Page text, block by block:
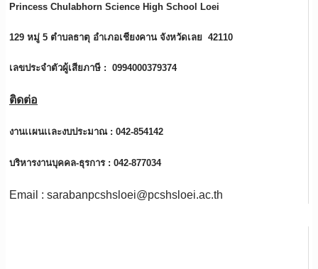
Princess Chulabhorn Science High School Loei
129 หมู่ 5 ตำบลธาตุ อำเภอเชียงคาน จังหวัดเลย 42110
เลขประจำตัวผู้เสียภาษี : 0994000379374
ติดต่อ
งานเเผนเเละงบประมาณ : 042-854142
บริหารงานบุคคล-ธุรการ : 042-877034
Email : sarabanpcshsloei@pcshsloei.ac.th